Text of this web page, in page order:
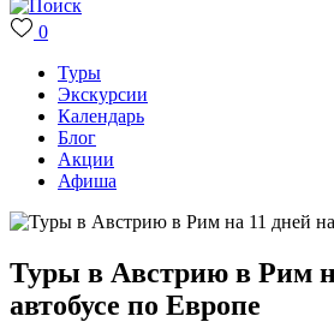
0
Туры
Экскурсии
Календарь
Блог
Акции
Афиша
Туры в Австрию в Рим
автобусе по Европе